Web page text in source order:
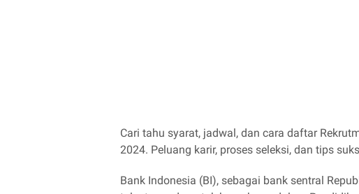
Cari tahu syarat, jadwal, dan cara daftar
2024. Peluang karir, proses seleksi, dan tips
Bank Indonesia (BI), sebagai bank sentral